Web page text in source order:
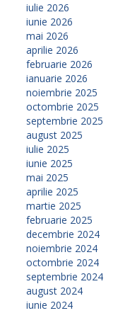
iulie 2026
iunie 2026
mai 2026
aprilie 2026
februarie 2026
ianuarie 2026
noiembrie 2025
octombrie 2025
septembrie 2025
august 2025
iulie 2025
iunie 2025
mai 2025
aprilie 2025
martie 2025
februarie 2025
decembrie 2024
noiembrie 2024
octombrie 2024
septembrie 2024
august 2024
iunie 2024